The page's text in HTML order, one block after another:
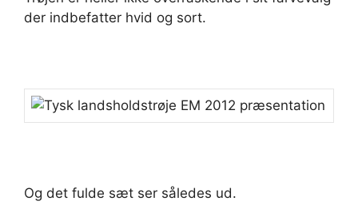
der indbefatter hvid og sort.
Og det fulde sæt ser således ud.